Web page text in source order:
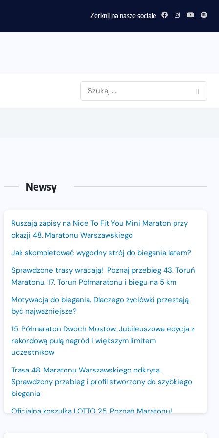
Zerknij na nasze sociale
Newsy
Ruszają zapisy na Nice To Fit You Mini Maraton przy
okazji 48. Maratonu Warszawskiego
Jak skompletować wygodny strój do biegania latem?
Sprawdzone trasy wracają! Poznaj przebieg 43. Toruń
Maratonu, 17. Toruń Półmaratonu i biegu na 5 km
Motywacja do biegania. Dlaczego życiówki przestają
być najważniejsze?
15. Półmaraton Dwóch Mostów. Jubileuszowa edycja z
rekordową pulą nagród i większym limitem
uczestników
Trasa 48. Maratonu Warszawskiego odkryta.
Sprawdzony przebieg i profil stworzony do szybkiego
biegania
Oficjalna koszulka LOTTO 25. Poznań Maratonu!